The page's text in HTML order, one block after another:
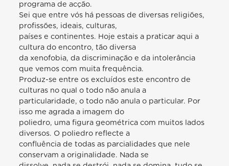
programa de acção.
Sei que entre vós há pessoas de diversas religiões,
profissões, ideais, culturas,
países e continentes. Hoje estais a praticar aqui a
cultura do encontro, tão diversa
da xenofobia, da discriminação e da intolerância
que vemos com muita frequência.
Produz-se entre os excluídos este encontro de
culturas no qual o todo não anula a
particularidade, o todo não anula o particular. Por
isso me agrada a imagem do
poliedro, uma figura geométrica com muitos lados
diversos. O poliedro reflecte a
confluência de todas as parcialidades que nele
conservam a originalidade. Nada se